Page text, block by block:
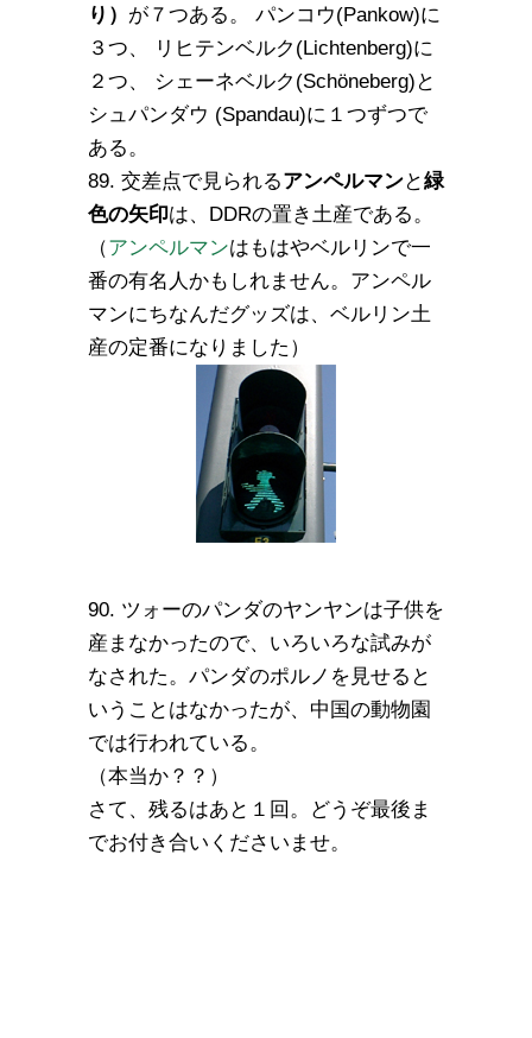
り） が７つある。 パンコウ(Pankow)に
３つ、 リヒテンベルク(Lichtenberg)に
２つ、 シェーネベルク(Schöneberg)と
シュパンダウ (Spandau)に１つずつで
ある。
89. 交差点で見られるアンペルマンと緑
色の矢印は、DDRの置き土産である。
（アンペルマンはもはやベルリンで一
番の有名人かもしれません。アンペル
マンにちなんだグッズは、ベルリン土
産の定番になりました）
90. ツォーのパンダのヤンヤンは子供を
産まなかったので、いろいろな試みが
なされた。パンダのポルノを見せると
いうことはなかったが、中国の動物園
では行われている。
（本当か？？）
さて、残るはあと１回。どうぞ最後ま
でお付き合いくださいませ。